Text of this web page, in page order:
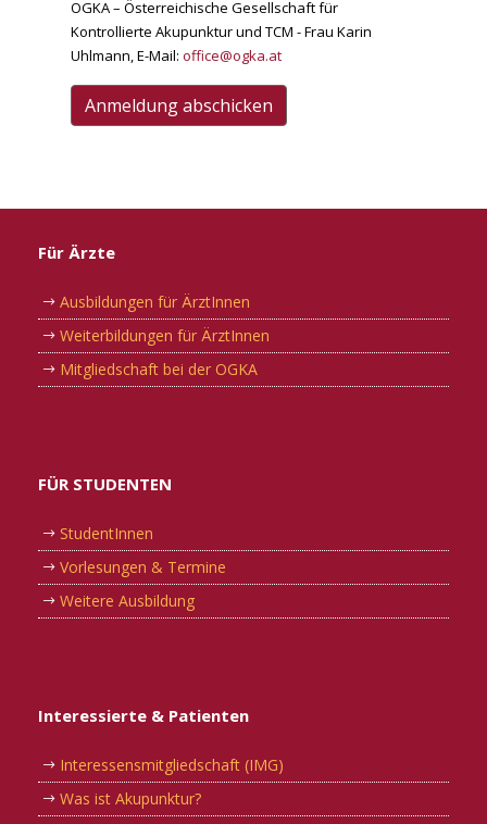
OGKA – Österreichische Gesellschaft für
Kontrollierte Akupunktur und TCM - Frau Karin
Uhlmann, E-Mail: office@ogka.at
Anmeldung abschicken
Für Ärzte
Ausbildungen für ÄrztInnen
Weiterbildungen für ÄrztInnen
Mitgliedschaft bei der OGKA
FÜR STUDENTEN
StudentInnen
Vorlesungen & Termine
Weitere Ausbildung
Interessierte & Patienten
Interessensmitgliedschaft (IMG)
Was ist Akupunktur?